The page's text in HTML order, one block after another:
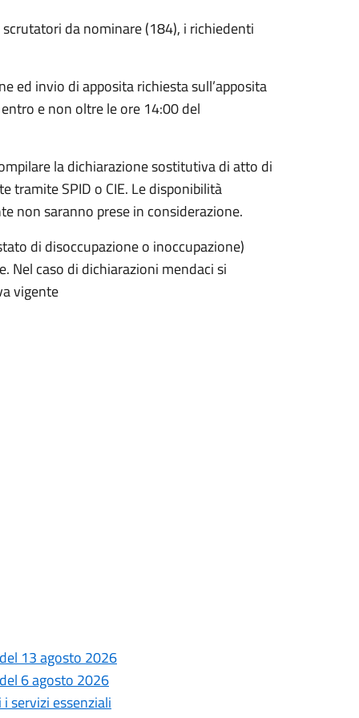
da nominare (184), i richiedenti
ed invio di apposita richiesta sull’apposita
e non oltre le ore 14:00 del
la dichiarazione sostitutiva di atto di
tramite SPID o CIE. Le disponibilità
non saranno prese in considerazione.
di disoccupazione o inoccupazione)
Nel caso di dichiarazioni mendaci si
vigente
13 agosto 2026
6 agosto 2026
servizi essenziali